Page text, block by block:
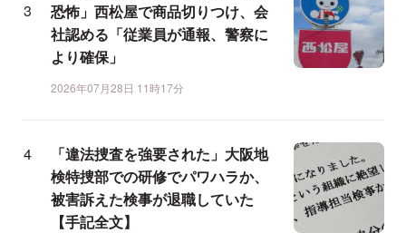
恐怖」西松屋で商品切りつけ、会
社認める「従業員が通報、警察に
より確保」
2026年07月28日 11時17分
「違法捜査を強要された」大阪地
検特捜部での研修でパワハラか、
被害訴えた検事が退職していた
【手記全文】